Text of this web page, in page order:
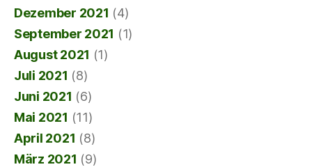
Dezember 2021 (4)
September 2021 (1)
August 2021 (1)
Juli 2021 (8)
Juni 2021 (6)
Mai 2021 (11)
April 2021 (8)
März 2021 (9)